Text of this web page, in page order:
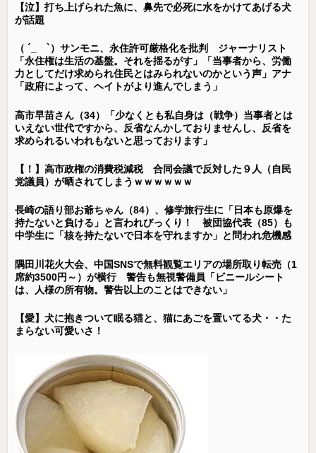
【泣】打ち上げられた魚に、鼻先で必死に水をかけてあげる犬
が話題
（ ´_ゝ`）サンモニ、永住許可厳格化を批判 ジャーナリスト
「永住権は生活の基盤。それを揺るがす」「当事者から、労働
力としてだけ求められ住民とはみられないのかという声」アナ
「政府によって、ヘイトがより進んでしまう」
高市早苗さん（34）「少なくとも私自身は（戦争）当事者とは
いえない世代ですから、反省なんかしておりませんし、反省を
求められるいわれもないと思っております」
【！】高市政権の消費税減税 合同会議で反対した９人（自民
党議員）が晒されてしまうｗｗｗｗｗｗ
長崎の語り部お爺ちゃん（84）、修学旅行生に「日本も原爆を
持たないと負ける」と言われびっくり！ 被団協代表（85）も
中学生に「核を持たないで日本を守れますか」と問われ危機感
隅田川花火大会、中国SNSで無料観覧エリアの場所取り転売（1
席約3500円～）が横行 警告も無視警備員「ビニールシート
は、人様の所有物。警告以上のことはできない」
【愛】犬に抱きついて眠る猫と、猫にあごを置いてる犬・・た
まらない可愛いさ！